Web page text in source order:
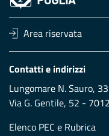
Area riservata
Contatti e indirizzi
Lungomare N. Sauro,
Via G. Gentile, 52 -
Elenco PEC e Rubrica